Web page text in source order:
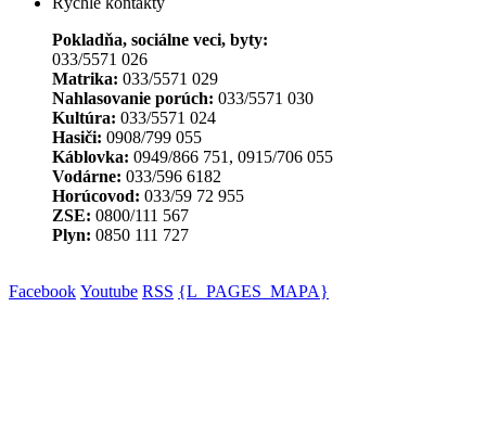
Pokladňa, sociálne veci, byty:
033/5571 026
Matrika: 033/5571 029
Nahlasovanie porúch: 033/5571 030
Kultúra: 033/5571 024
Hasiči: 0908/799 055
Káblovka: 0949/866 751, 0915/706 055
Vodárne: 033/596 6182
Horúcovod: 033/59 72 955
ZSE: 0800/111 567
Plyn: 0850 111 727
Facebook Youtube RSS {L_PAGES_MAPA}